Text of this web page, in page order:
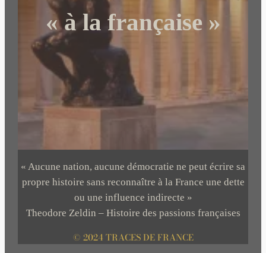
« à la française »
« Aucune nation, aucune démocratie ne peut écrire sa
propre histoire sans reconnaître à la France une dette
ou une influence indirecte »
Theodore Zeldin – Histoire des passions françaises
© 2024 TRACES DE FRANCE